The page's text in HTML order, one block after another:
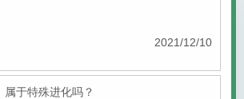
2021/12/10
于特殊进化吗？